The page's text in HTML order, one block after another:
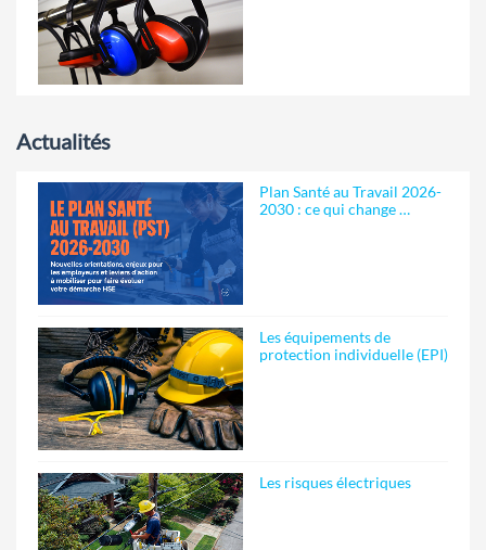
Actualités
Plan Santé au Travail 2026-
2030 : ce qui change …
Les équipements de
protection individuelle (EPI)
Les risques électriques